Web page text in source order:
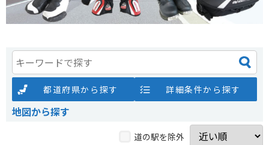
都道府県から探す 詳細条件から探す
地図から探す
道の駅を除外